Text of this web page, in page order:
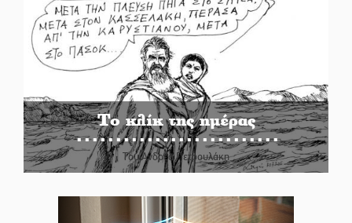
Το κλίκ της ημέρας
Του Ανδρέα Πετρουλάκη